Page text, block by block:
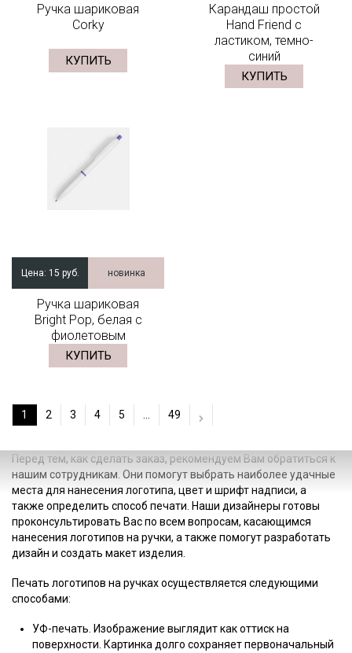
Ручка шариковая
Corky
КУПИТЬ
Карандаш простой
Hand Friend с
ластиком, темно-
синий
КУПИТЬ
Цена: 15 руб. новинка
Ручка шариковая
Bright Pop, белая с
фиолетовым
КУПИТЬ
1 2 3 4 5 49
Перед тем, как сделать заказ, рекомендуем Вам обратиться к
нашим сотрудникам. Они помогут выбрать наиболее удачные
места для нанесения логотипа, цвет и шрифт надписи, а
также определить способ печати. Наши дизайнеры готовы
проконсультировать Вас по всем вопросам, касающимся
нанесения логотипов на ручки, а также помогут разработать
дизайн и создать макет изделия.
Печать логотипов на ручках осуществляется следующими
способами:
УФ-печать. Изображение выглядит как оттиск на
поверхности. Картинка долго сохраняет первоначальный